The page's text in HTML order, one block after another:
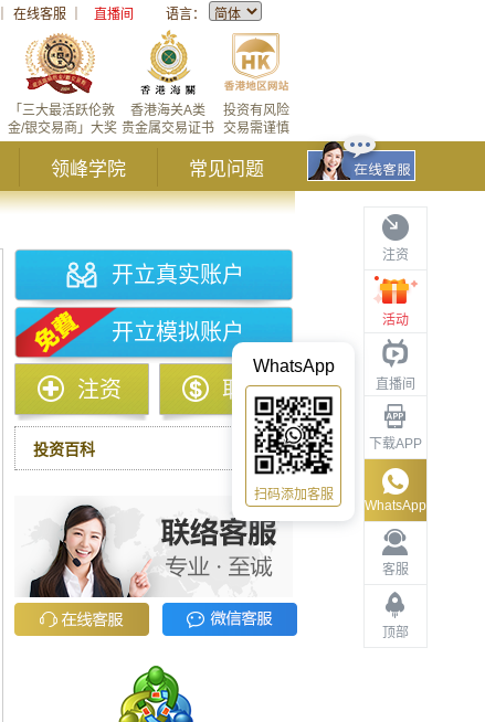
在线客服 直播间 语言：
投资有风险
交易需谨慎
香港海关A类
贵金属交易证书
「三大最活跃伦敦
金/银交易商」大奖
领峰学院 常见问题
注资
活动
直播间
下载APP
客服
顶部
WhatsApp
WhatsApp
扫码添加客服
开立真实账户
开立模拟账户
注资 取款
投资百科